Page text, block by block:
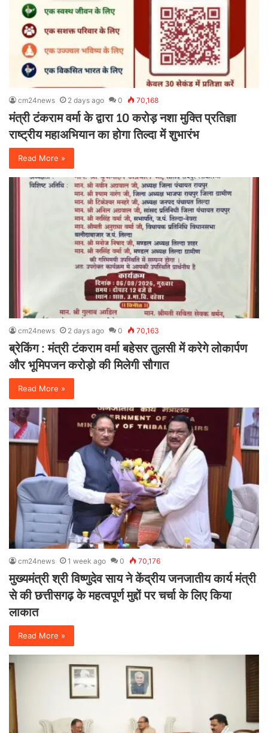
cm24news 2 days ago 0 70,168
मंत्री टंकराम वर्मा के द्वारा 10 करोड़ नशा मुक्ति प्रतिज्ञा
राष्ट्रीय महाअभियान का होगा तिल्दा में शुभारंभ
Read More »
cm24news 2 days ago 0 70,163
ब्रेकिंग : मंत्री टंकराम वर्मा बहेसर तुलसी में करेगे लोकार्पण
और भूमिपजन करोड़ो की मिलेगी सौगात
Read More »
cm24news 1 week ago 0 70,176
मुख्यमंत्री श्री विष्णुदेव साय ने केंद्रीय जनजातीय कार्य मंत्री
से की छत्तीसगढ़ के महत्वपूर्ण मुद्दों पर चर्चा के लिए किया
लाकात
Read More »